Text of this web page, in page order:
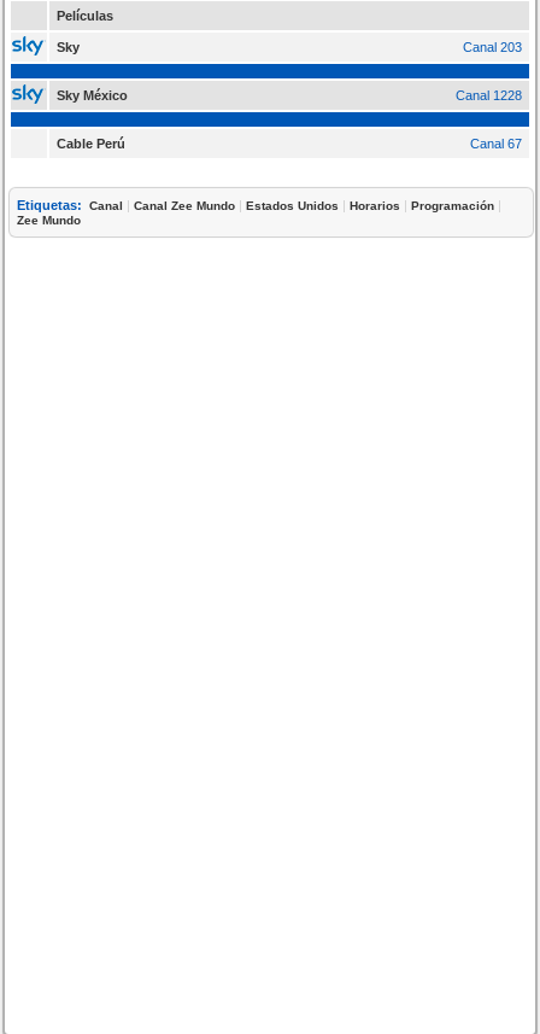
Películas
Sky Canal 203
Sky México Canal 1228
Cable Perú Canal 67
Etiquetas: Canal |Canal Zee Mundo |Estados Unidos |Horarios |Programación |
Zee Mundo